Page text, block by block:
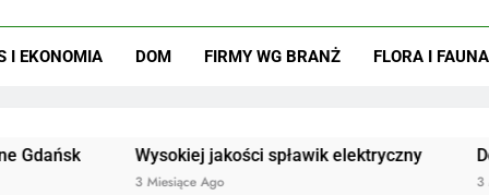
I EKONOMIA DOM FIRMY WG BRANŻ FLORA I FAUNA
Wysokiej jakości spławik elektryczny
3 Miesiące Ago 3 Miesiące Ago